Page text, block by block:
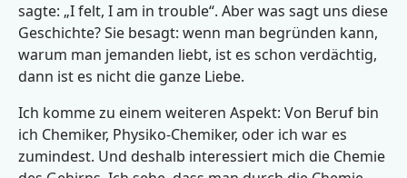
sagte: „I felt, I am in trouble“. Aber was sagt uns diese
Geschichte? Sie besagt: wenn man begründen kann,
warum man jemanden liebt, ist es schon verdächtig,
dann ist es nicht die ganze Liebe.
Ich komme zu einem weiteren Aspekt: Von Beruf bin
ich Chemiker, Physiko-Chemiker, oder ich war es
zumindest. Und deshalb interessiert mich die Chemie